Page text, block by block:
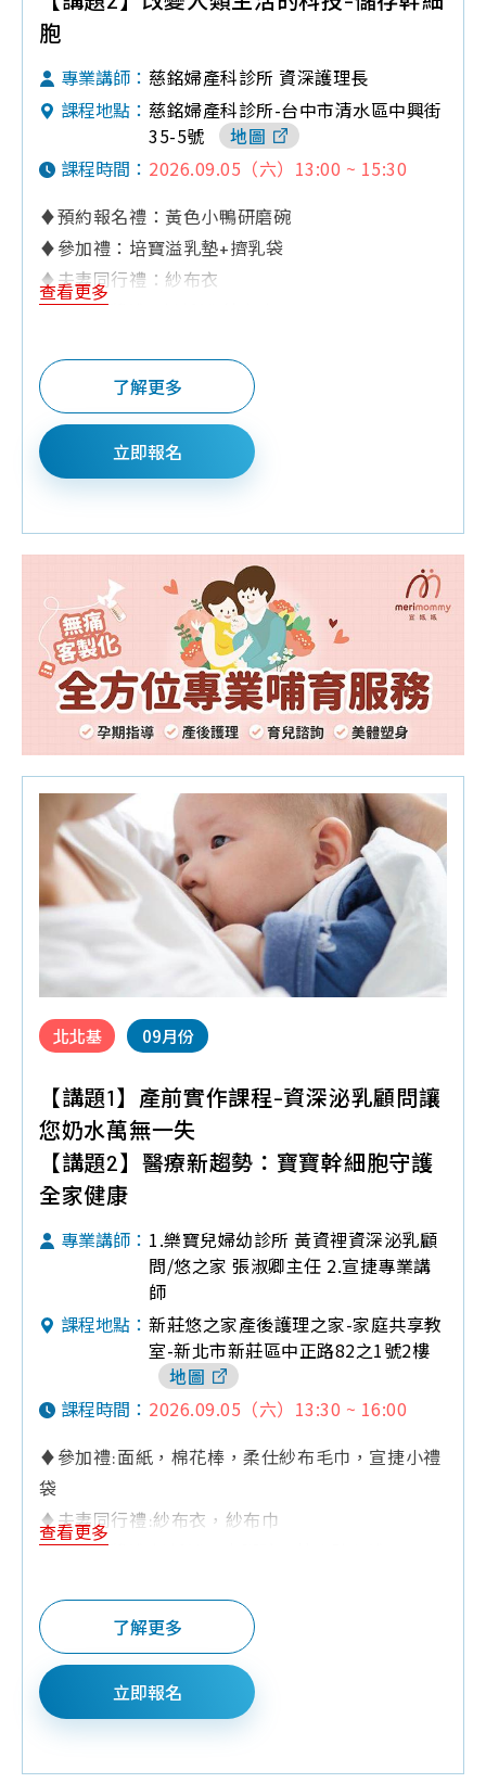
胞
專業講師： 慈銘婦產科診所 資深護理長
課程地點： 慈銘婦產科診所-台中市清水區中興街
35-5號
地圖
課程時間： 2026.09.05（六）13:00 ~ 15:30
♦預約報名禮：黃色小鴨研磨碗
♦參加禮：培寶溢乳墊+擠乳袋
♦夫妻同行禮：紗布衣
♦Q&A有獎禮：奶粉罐,紗布巾
查看更多
了解更多
立即報名
北北基 09月份
【講題1】產前實作課程-資深泌乳顧問讓
您奶水萬無一失
【講題2】醫療新趨勢：寶寶幹細胞守護
全家健康
專業講師： 1.樂寶兒婦幼診所 黃資裡資深泌乳顧
問/悠之家 張淑卿主任 2.宣捷專業講
師
課程地點： 新莊悠之家產後護理之家-家庭共享教
室-新北市新莊區中正路82之1號2樓
地圖
課程時間： 2026.09.05（六）13:30 ~ 16:00
♦參加禮:面紙，棉花棒，柔仕紗布毛巾，宣捷小禮
袋
♦夫妻同行禮:紗布衣，紗布巾
♦Q&A有獎禮:奶粉罐，麥粥碗，培寶貼心禮
♦加碼抽獎禮:Aiwibi愛薇彼嬰兒濕紙巾，Aiwibi零
觸感瞬吸紙尿褲
♦其他:為維護上課品質，6歲以下孩童請勿進入
查看更多
了解更多
立即報名